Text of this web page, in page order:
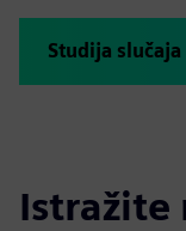
Studija
Istražite